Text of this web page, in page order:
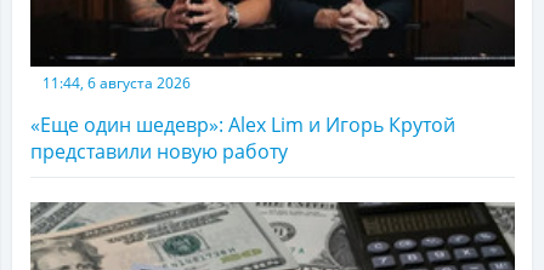
11:44, 6 августа 2026
«Еще один шедевр»: Alex Lim и Игорь Крутой
представили новую работу